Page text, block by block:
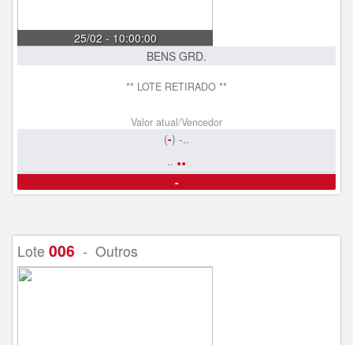
25/02 - 10:00:00
BENS GRD.
** LOTE RETIRADO **
Valor atual/Vencedor
(-) -..
.. ..
-
Lote 006 - Outros